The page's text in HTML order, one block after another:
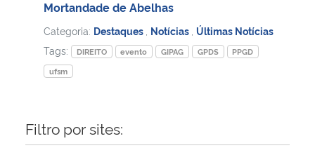
Ministério de Minas e Energia
Ministério da Ciência, Tecnologia, Inovações e Comunicações
Ministério do Turismo
Mortandade de Abelhas
Categoria: Destaques Notícias Últimas Notícias
Tags:
DIREITO evento GIPAG GPDS
PPGD
ufsm
Filtro por sites: